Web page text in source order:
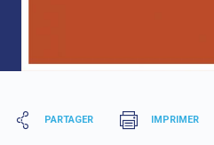
PARTAGER IMPRIMER